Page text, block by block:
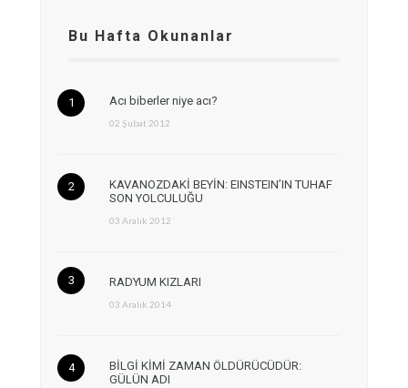
Bu Hafta Okunanlar
Acı biberler niye acı?
02 Şubat 2012
KAVANOZDAKİ BEYİN: EINSTEIN’IN TUHAF
SON YOLCULUĞU
03 Aralık 2012
RADYUM KIZLARI
03 Aralık 2014
BİLGİ KİMİ ZAMAN ÖLDÜRÜCÜDÜR:
GÜLÜN ADI